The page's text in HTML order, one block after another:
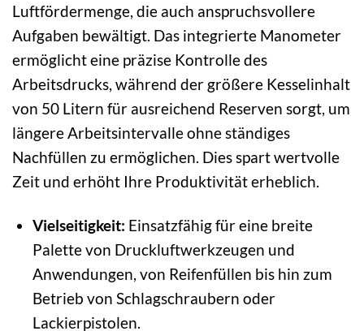
Luftfördermenge, die auch anspruchsvollere
Aufgaben bewältigt. Das integrierte Manometer
ermöglicht eine präzise Kontrolle des
Arbeitsdrucks, während der größere Kesselinhalt
von 50 Litern für ausreichend Reserven sorgt, um
längere Arbeitsintervalle ohne ständiges
Nachfüllen zu ermöglichen. Dies spart wertvolle
Zeit und erhöht Ihre Produktivität erheblich.
Vielseitigkeit: Einsatzfähig für eine breite
Palette von Druckluftwerkzeugen und
Anwendungen, von Reifenfüllen bis hin zum
Betrieb von Schlagschraubern oder
Lackierpistolen.